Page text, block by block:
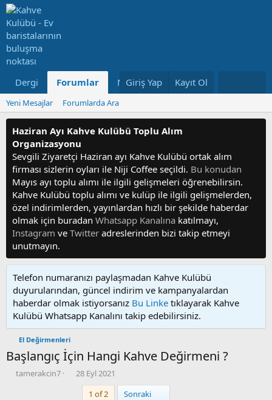
Dergi Forumlar Neler Yeni Kullanıcılar
Giriş Yap Kayıt Ol
Yeni Mesajlar Forumlarda Ara
Haziran Ayı Kahve Kulübü Toplu Alım
Organizasyonu
Sevgili Ziyaretçi Haziran ayı Kahve Kulübü ortak alım
firması sizlerin oyları ile Niji Coffee seçildi. Bu konudan
Mayıs ayı toplu alımı ile ilgili gelişmeleri öğrenebilirsin.
Kahve Kulübü toplu alımı ve kulüp ile ilgili gelişmelerden,
özel indirimlerden, yayınlardan hızlı bir şekilde haberdar
olmak için buradan Whatsapp Kanalına katılmayı,
Instagram ve Twitter adreslerinden bizi takip etmeyi
unutmayın.
Telefon numaranızı paylaşmadan Kahve Kulübü
duyurularından, güncel indirim ve kampanyalardan
haberdar olmak istiyorsanız Bu Linke tıklayarak Kahve
Kulübü Whatsapp Kanalını takip edebilirsiniz.
El Değirmenleri
Başlangıç İçin Hangi Kahve Değirmeni ?
K
tamerakcin7
B
28 Eyl 2021
1 of 2
Sonraki